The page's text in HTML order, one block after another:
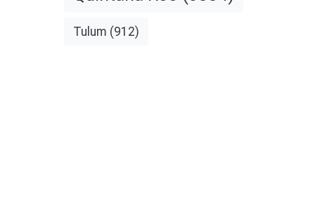
Tulum (912)